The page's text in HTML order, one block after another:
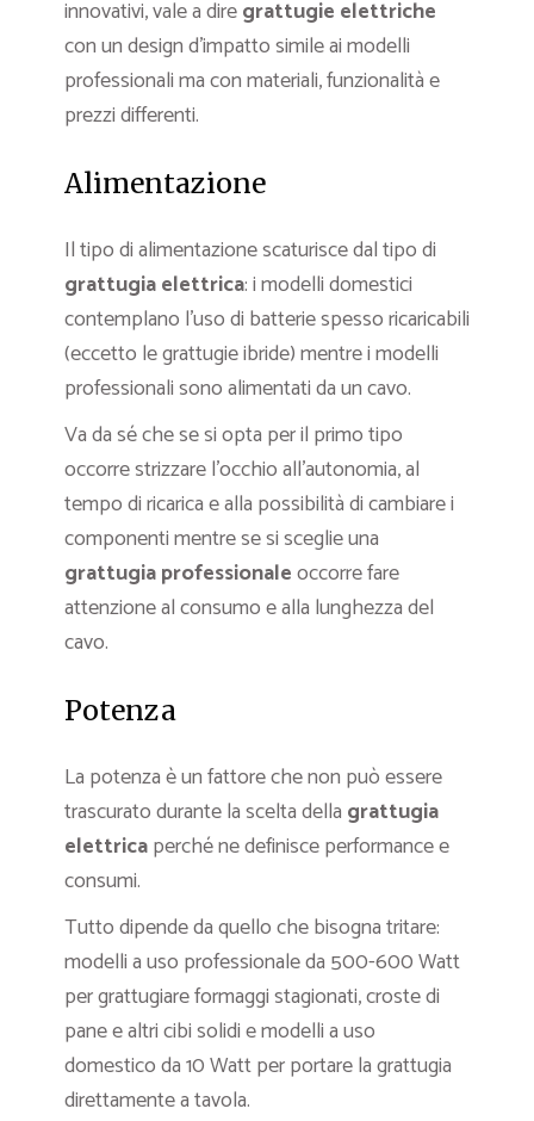
innovativi, vale a diregrattugie elettriche
con un design d’impatto simile ai modelli
professionali ma con materiali, funzionalità e
prezzi differenti.
Alimentazione
Il tipo di alimentazione scaturisce dal tipo di
grattugia elettrica: i modelli domestici
contemplano l’uso di batterie spesso ricaricabili
(eccetto le grattugie ibride) mentre i modelli
professionali sono alimentati da un cavo.
Va da sé che se si opta per il primo tipo
occorre strizzare l’occhio all’autonomia, al
tempo di ricarica e alla possibilità di cambiare i
componenti mentre se si sceglie una
grattugia professionaleoccorre fare
attenzione al consumo e alla lunghezza del
cavo.
Potenza
La potenza è un fattore che non può essere
trascurato durante la scelta della grattugia
elettricaperché ne definisce performance e
consumi.
Tutto dipende da quello che bisogna tritare:
modelli a uso professionale da 500-600 Watt
per grattugiare formaggi stagionati, croste di
pane e altri cibi solidi e modelli a uso
domestico da 10 Watt per portare la grattugia
direttamente a tavola.